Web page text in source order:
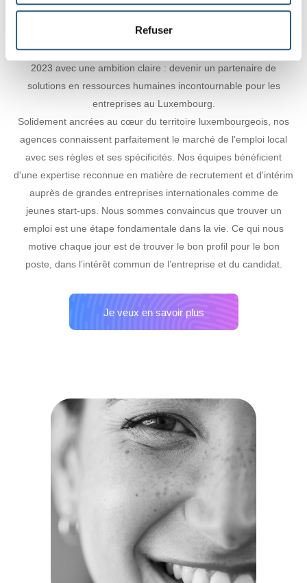
Refuser
À propos
Arhis HR Solutions, anciennement Action Intérim, voit le jour en
2023 avec une ambition claire : devenir un partenaire de
solutions en ressources humaines incontournable pour les
entreprises au Luxembourg.
Solidement ancrées au cœur du territoire luxembourgeois, nos
agences connaissent parfaitement le marché de l'emploi local
avec ses règles et ses spécificités. Nos équipes bénéficient
d'une expertise reconnue en matière de recrutement et d'intérim
auprès de grandes entreprises internationales comme de
jeunes start-ups. Nous sommes convaincus que trouver un
emploi est une étape fondamentale dans la vie. Ce qui nous
motive chaque jour est de trouver le bon profil pour le bon
poste, dans l’intérêt commun de l’entreprise et du candidat.
Je veux en savoir plus